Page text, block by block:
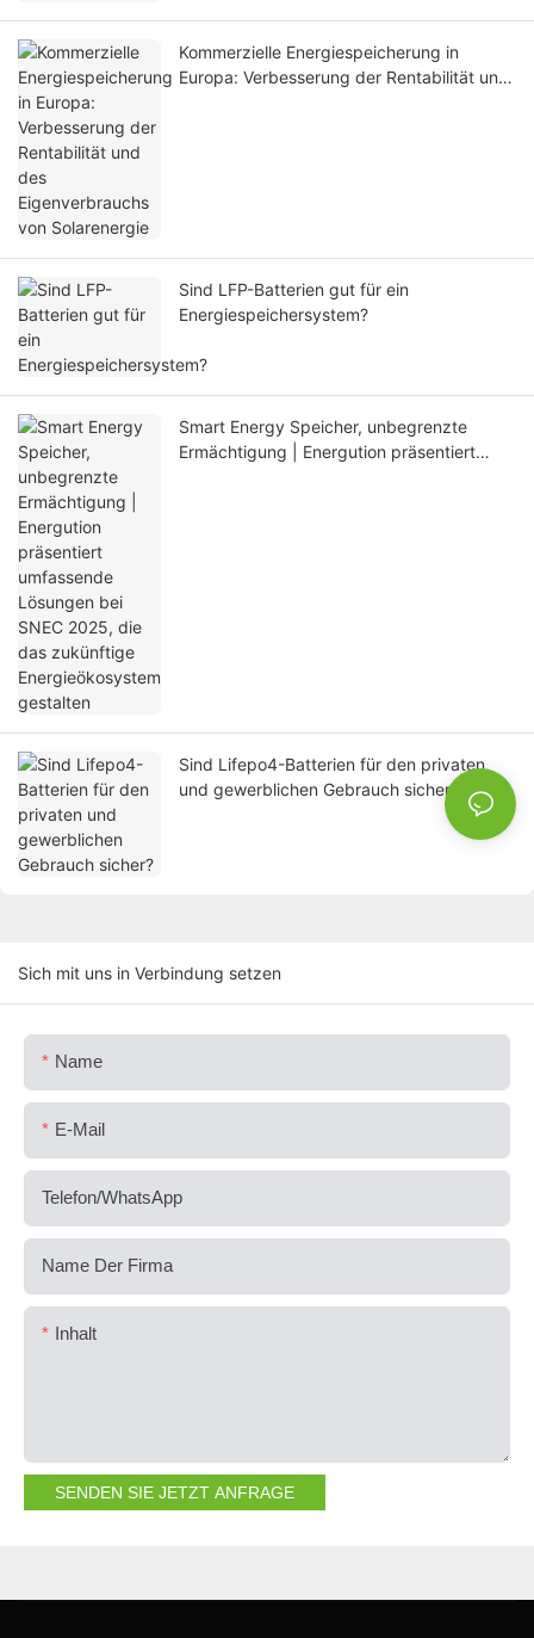
Kommerzielle Energiespeicherung in
Europa: Verbesserung der Rentabilität und
Sind LFP-Batterien gut für ein
Energiespeichersystem?
Smart Energy Speicher, unbegrenzte
Ermächtigung | Energution präsentiert
Sind Lifepo4-Batterien für den privaten
und gewerblichen Gebrauch sicher?
Sich mit uns in Verbindung setzen
Name
E-Mail
Telefon/WhatsApp
Name Der Firma
Inhalt
SENDEN SIE JETZT ANFRAGE